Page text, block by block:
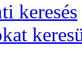
keresés